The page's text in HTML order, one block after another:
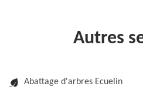
Autres
Abattage d'arbres Ecuelin